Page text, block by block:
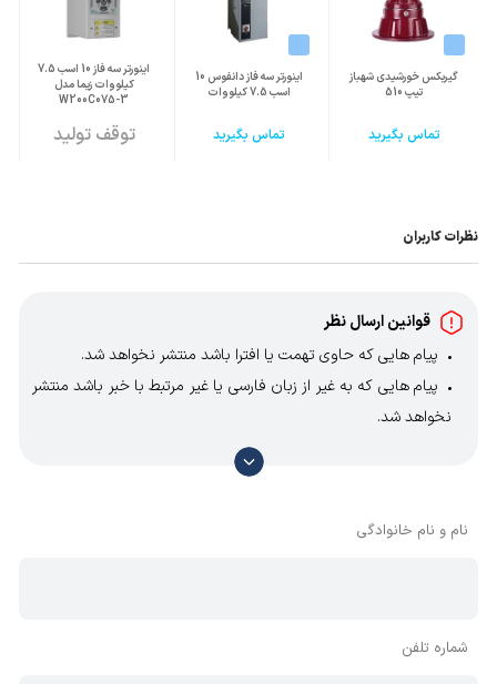
گیربکس خورشیدی شهباز
تیپ 510
تماس بگیرید
اینورتر سه فاز دانفوس 10
اسب 7.5 کیلووات
تماس بگیرید
اینورتر سه فاز 10 اسب 7.5
کیلووات زیما مدل
W200C075-3
توقف تولید
نظرات کاربران
قوانین ارسال نظر
پیام هایی که حاوی تهمت یا افترا باشد منتشر نخواهد شد.
پیام هایی که به غیر از زبان فارسی یا غیر مرتبط با خبر باشد منتشر
نخواهد شد.
با توجه به آن که امکان موافقت یا مخالفت با محتوای نظرات
وجود دارد، معمولا نظراتی که محتوای مشابه دارند، انتشار نمی‌یابند
نام و نام خانوادگی
شماره تلفن